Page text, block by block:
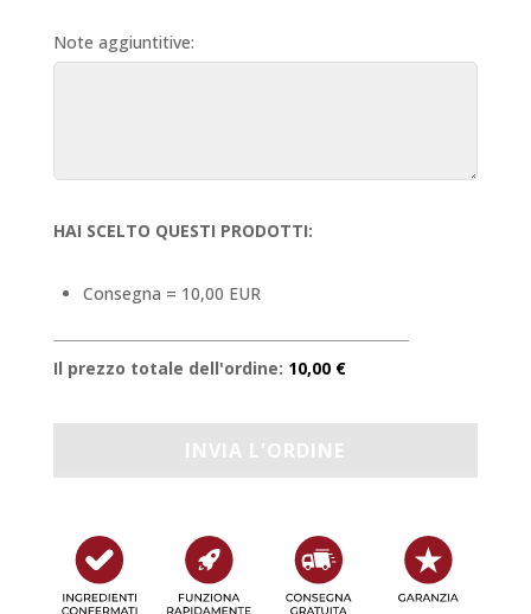
Note aggiuntitive:
HAI SCELTO QUESTI PRODOTTI:
Consegna = 10,00 EUR
Il prezzo totale dell'ordine: 10,00 €